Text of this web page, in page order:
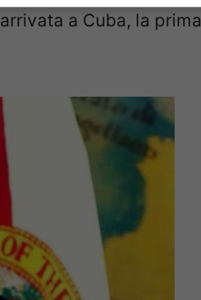
a Cuba, la prima